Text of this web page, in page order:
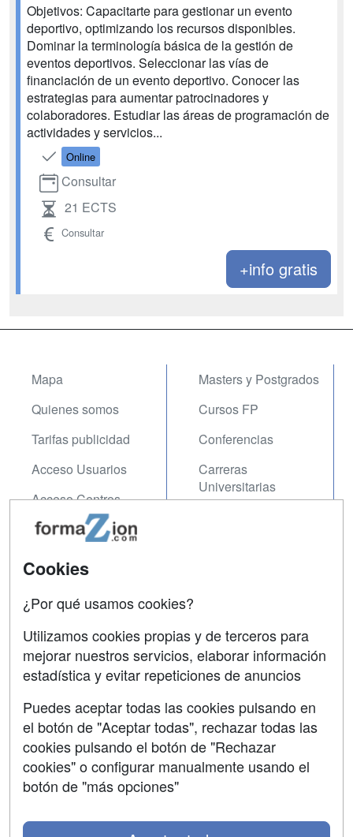
Objetivos: Capacitarte para gestionar un evento
deportivo, optimizando los recursos disponibles.
Dominar la terminología básica de la gestión de
eventos deportivos. Seleccionar las vías de
financiación de un evento deportivo. Conocer las
estrategias para aumentar patrocinadores y
colaboradores. Estudiar las áreas de programación de
actividades y servicios...
Online
Consultar
21 ECTS
Consultar
+info gratis
Mapa
Quienes somos
Tarifas publicidad
Acceso Usuarios
Acceso Centros
Masters y Postgrados
Cursos FP
Conferencias
Carreras
Universitarias
Contactar
Copyleft
Grupo formazion:
Cookies
¿Por qué usamos cookies?
Utilizamos cookies propias y de terceros para
mejorar nuestros servicios, elaborar información
estadística y evitar repeticiones de anuncios
Puedes aceptar todas las cookies pulsando en
el botón de "Aceptar todas", rechazar todas las
cookies pulsando el botón de "Rechazar
cookies" o configurar manualmente usando el
botón de "más opciones"